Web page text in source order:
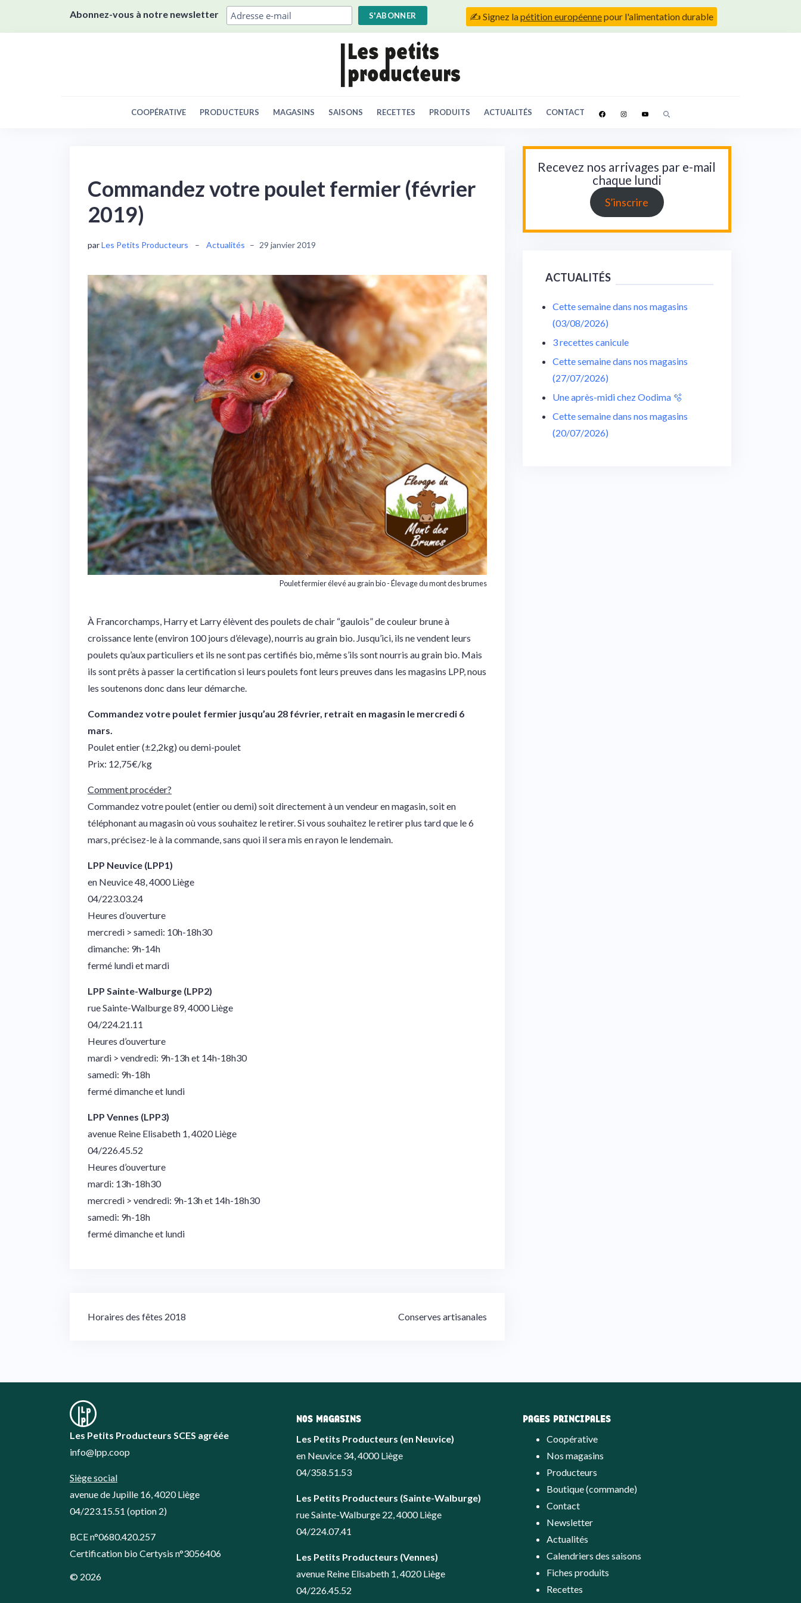
Abonnez-vous à notre newsletter ✍️ Signez lapétition européennepour l'alimentation durable
COOPÉRATIVE PRODUCTEURS MAGASINS SAISONS RECETTES PRODUITS ACTUALITÉS CONTACT
Commandez votre poulet fermier (février
2019)
parLes Petits Producteurs – Actualités – 29 janvier 2019
Poulet fermier élevé au grain bio - Élevage du mont des brumes
À Francorchamps, Harry et Larry élèvent des poulets de chair “gaulois” de couleur brune à
croissance lente (environ 100 jours d’élevage), nourris au grain bio. Jusqu’ici, ils ne vendent leurs
poulets qu’aux particuliers et ils ne sont pas certifiés bio, même s’ils sont nourris au grain bio. Mais
ils sont prêts à passer la certification si leurs poulets font leurs preuves dans les magasins LPP, nous
les soutenons donc dans leur démarche.
Commandez votre poulet fermier jusqu’au 28 février, retrait en magasin le mercredi 6
mars.
Poulet entier (±2,2kg) ou demi-poulet
Prix: 12,75€/kg
Comment procéder?
Commandez votre poulet (entier ou demi) soit directement à un vendeur en magasin, soit en
téléphonant au magasin où vous souhaitez le retirer. Si vous souhaitez le retirer plus tard que le 6
mars, précisez-le à la commande, sans quoi il sera mis en rayon le lendemain.
LPP Neuvice (LPP1)
en Neuvice 48, 4000 Liège
04/223.03.24
Heures d’ouverture
mercredi > samedi: 10h-18h30
dimanche: 9h-14h
fermé lundi et mardi
LPP Sainte-Walburge (LPP2)
rue Sainte-Walburge 89, 4000 Liège
04/224.21.11
Heures d’ouverture
mardi > vendredi: 9h-13h et 14h-18h30
samedi: 9h-18h
fermé dimanche et lundi
LPP Vennes (LPP3)
avenue Reine Elisabeth 1, 4020 Liège
04/226.45.52
Heures d’ouverture
mardi: 13h-18h30
mercredi > vendredi: 9h-13h et 14h-18h30
samedi: 9h-18h
fermé dimanche et lundi
Navigation
Horaires des fêtes 2018 Conserves artisanales
Recevez nos arrivages par e-mail
chaque lundi
S’inscrire
ACTUALITÉS
Cette semaine dans nos magasins
(03/08/2026)
3 recettes canicule
Cette semaine dans nos magasins
(27/07/2026)
Une après-midi chez Oodima 🫧
Cette semaine dans nos magasins
(20/07/2026)
Les Petits Producteurs SCES agréée
info@lpp.coop
Siège social
avenue de Jupille 16, 4020 Liège
04/223.15.51 (option 2)
BCE n°0680.420.257
Certification bio Certysis n°3056406
© 2026
NOS MAGASINS
Les Petits Producteurs (en Neuvice)
en Neuvice 34, 4000 Liège
04/358.51.53
Les Petits Producteurs (Sainte-Walburge)
rue Sainte-Walburge 22, 4000 Liège
04/224.07.41
Les Petits Producteurs (Vennes)
avenue Reine Elisabeth 1, 4020 Liège
04/226.45.52
PAGES PRINCIPALES
Coopérative
Nos magasins
Producteurs
Boutique (commande)
Contact
Newsletter
Actualités
Calendriers des saisons
Fiches produits
Recettes